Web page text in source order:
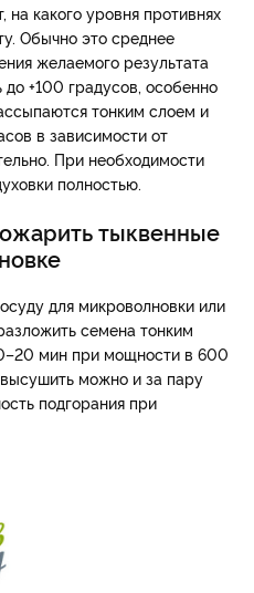
на какого уровня противнях
Обычно это среднее
желаемого результата
+100 градусов, особенно
тонким слоем и
в зависимости от
При необходимости
полностью.
тыквенные
для микроволновки или
семена тонким
мин при мощности в 600
можно и за пару
подгорания при